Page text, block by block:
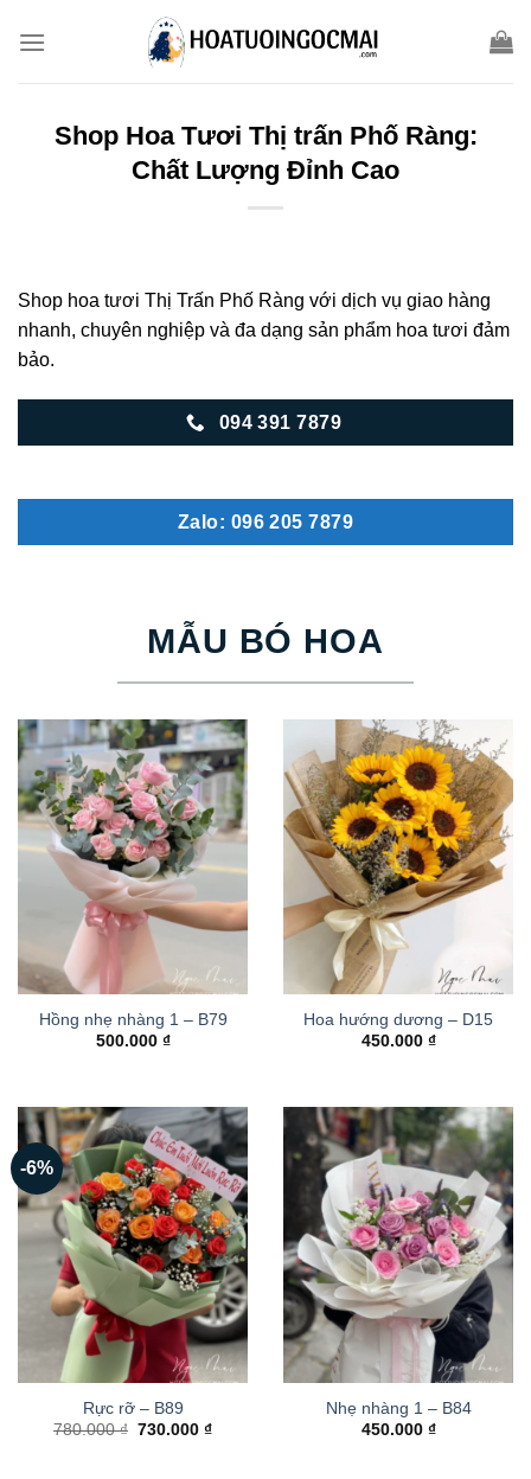
Shop Hoa Tươi Thị trấn Phố Ràng:
Chất Lượng Đỉnh Cao
Shop hoa tươi Thị Trấn Phố Ràng với dịch vụ giao hàng
nhanh, chuyên nghiệp và đa dạng sản phẩm hoa tươi đảm
bảo.
094 391 7879
Zalo: 096 205 7879
MẪU BÓ HOA
Hồng nhẹ nhàng 1 – B79
500.000 ₫
Hoa hướng dương – D15
450.000 ₫
-6%
Rực rỡ – B89
780.000₫ Giá
730.000₫Giá
Nhẹ nhàng 1 – B84
450.000 ₫